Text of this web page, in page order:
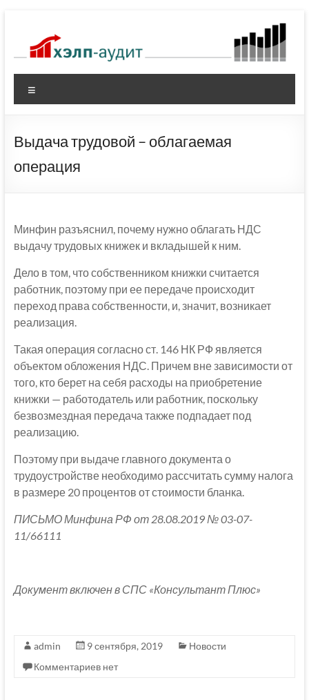
содержимому
Выдача трудовой – облагаемая
операция
Минфин разъяснил, почему нужно облагать НДС
выдачу трудовых книжек и вкладышей к ним.
Дело в том, что собственником книжки считается
работник, поэтому при ее передаче происходит
переход права собственности, и, значит, возникает
реализация.
Такая операция согласно ст. 146 НК РФ является
объектом обложения НДС. Причем вне зависимости от
того, кто берет на себя расходы на приобретение
книжки — работодатель или работник, поскольку
безвозмездная передача также подпадает под
реализацию.
Поэтому при выдаче главного документа о
трудоустройстве необходимо рассчитать сумму налога
в размере 20 процентов от стоимости бланка.
ПИСЬМО Минфина РФ от 28.08.2019 № 03-07-
11/66111
Документ включен в СПС «Консультант Плюс»
admin 9 сентября, 2019
Новости
Комментариев нет